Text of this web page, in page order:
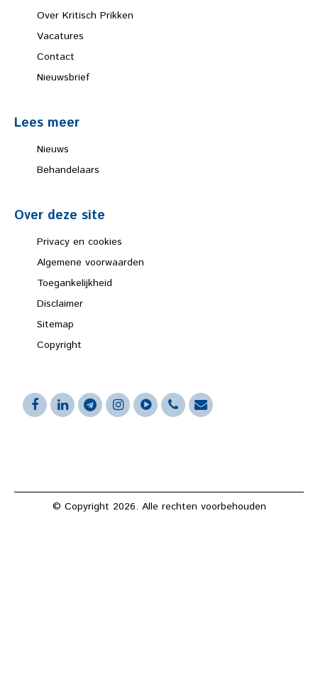
Over Kritisch Prikken
Vacatures
Contact
Nieuwsbrief
Lees meer
Nieuws
Behandelaars
Over deze site
Privacy en cookies
Algemene voorwaarden
Toegankelijkheid
Disclaimer
Sitemap
Copyright
© Copyright 2026. Alle rechten voorbehouden